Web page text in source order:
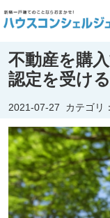
不動産を購
認定を受け
2021-07-27 カテゴリ：